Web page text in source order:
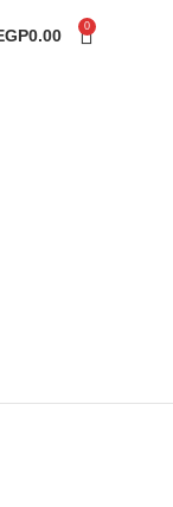
0
0.00